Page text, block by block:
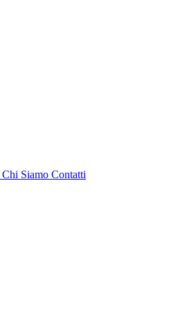
Chi Siamo Contatti